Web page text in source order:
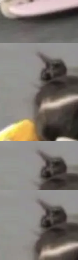
据
这
/
该
De
git
经
写
后
个
。
T
贝
的
术